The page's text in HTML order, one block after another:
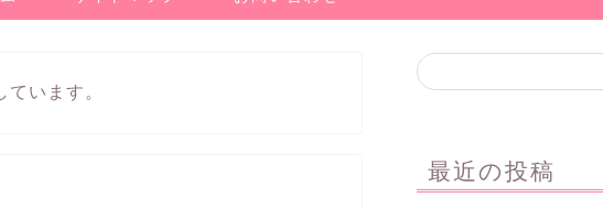
います。
最近の投稿